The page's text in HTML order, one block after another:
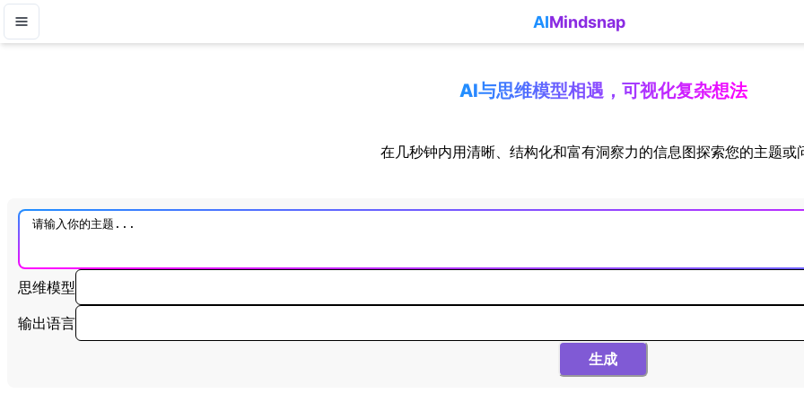
AIMindsnap
AI与思维模型相遇，可视化复杂想法
在几秒钟内用清晰、结构化和富有洞察力的信息图探索您的主题或
思维模型
输出语言
生成